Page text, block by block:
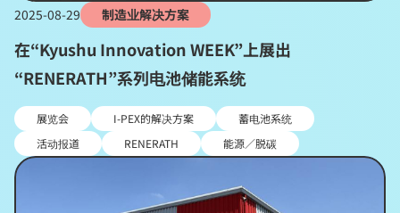
2025-08-29 制造业解决方案
在“Kyushu Innovation WEEK”上展出
“RENERATH”系列电池储能系统
展览会 I-PEX的解决方案
蓄电池系统
活动报道
RENERATH 能源／脱碳